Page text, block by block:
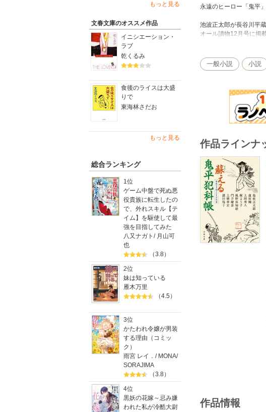
もっと見る
文春文庫のオススメ作品
イニシエーション・
ラブ
乾くるみ
食後のライスは大盛
りで
東海林さだお
もっと見る
総合ランキング
1位
ゲーム中盤で死ぬ悪
役貴族に転生したの
で、外れスキル【テ
イム】を駆使して最
強を目指してみた
八又ナガト / 月山可
也
（3.8）
2位
妹は知っている
雁木万里
（4.5）
3位
かたわれ令嬢が男装
する理由（コミッ
ク）
雨宮 レイ． / MONA/
SORAJIMA
（3.8）
4位
黒妖の花嫁～忌み嫌
われた私が冷酷大尉
永遠のヒーロー「鬼平
池波正太郎が長谷川平
オール讀物12月号に掲
逢坂剛は「逢坂・平蔵
風野真知雄は人気シリ
池波正太郎が自らベス
各作品に池波正太郎の
一般小説 小説
作品ライン
作品情報